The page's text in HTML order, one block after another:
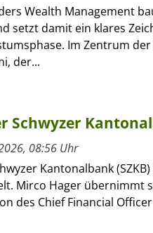
Wealth Management
setzt damit ein klares
Im Zentrum
der...
Schwyzer
08:56 Uhr
Kantonalbank
Mirco Hager übernimmt
des Chief Financial